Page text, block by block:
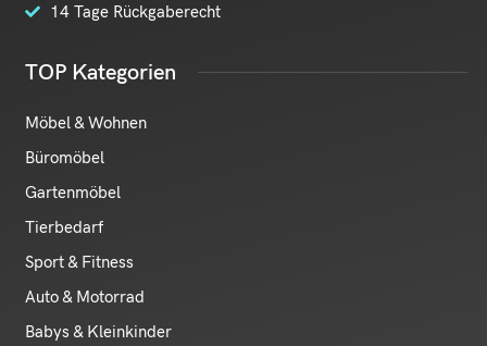
14 Tage Rückgaberecht
TOP Kategorien
Möbel & Wohnen
Büromöbel
Gartenmöbel
Tierbedarf
Sport & Fitness
Auto & Motorrad
Babys & Kleinkinder